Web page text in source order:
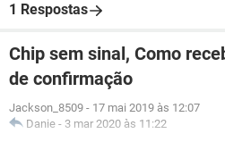
1 Respostas
Chip sem sinal, Como
de confirmação
Jackson_8509 - 17 mai 2019 às 12:07
Danie - 3 mar 2020 às 11:22